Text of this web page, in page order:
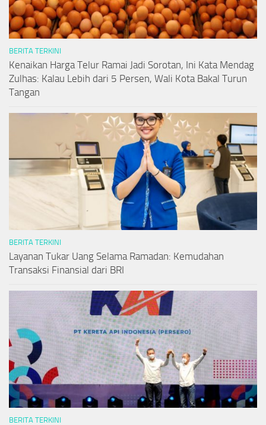
BERITA TERKINI
Kenaikan Harga Telur Ramai Jadi Sorotan, Ini Kata Mendag
Zulhas: Kalau Lebih dari 5 Persen, Wali Kota Bakal Turun
Tangan
BERITA TERKINI
Layanan Tukar Uang Selama Ramadan: Kemudahan
Transaksi Finansial dari BRI
BERITA TERKINI